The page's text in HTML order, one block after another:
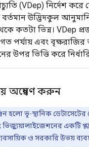
(VDep) নির্দেশ
বর্তমান উদ্ভিদকুল
কতটা ভিন্ন। VDep
পর্যায় এবং
উপর ভিত্তি করে
অন্বেষণ করুন
হলো ভূ-স্থানিক ডেটাসেটের
ভিজ্যুয়ালাইজেশনের একটি
ও সরকারি উভয়